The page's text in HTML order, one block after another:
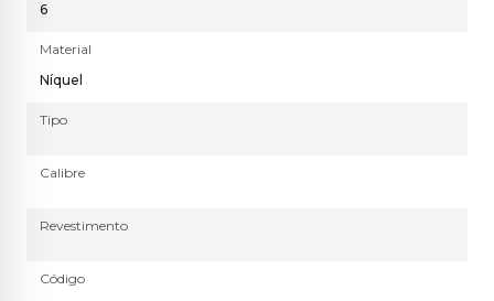
6
Material
Níquel
Tipo
Calibre
Revestimento
Código